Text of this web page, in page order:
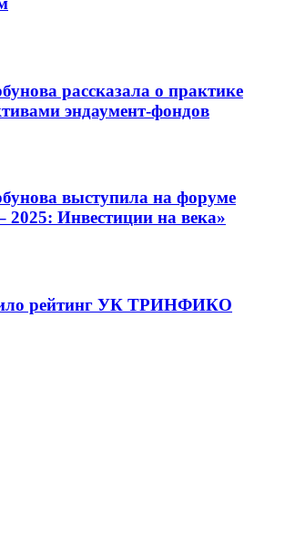
рассказала о практике
эндаумент-фондов
выступила на форуме
2025: Инвестиции на века»
рейтинг УК ТРИНФИКО